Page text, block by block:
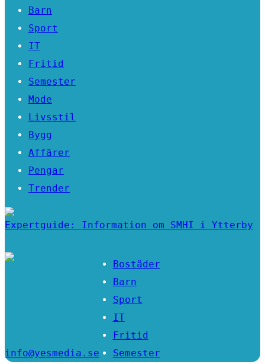
Barn
Sport
IT
Fritid
Semester
Mode
Livsstil
Bygg
Affärer
Pengar
Trender
Expertguide: Information om SMHI i Ytterby
Bostäder
Barn
Sport
IT
Fritid
Semester
info@yesmedia.se